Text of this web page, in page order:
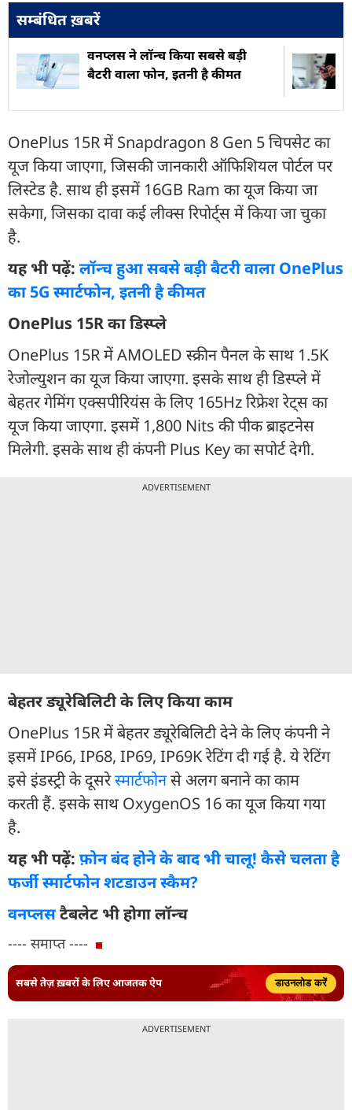
सम्बंधित ख़बरें
वनप्लस ने लॉन्च किया सबसे बड़ी
बैटरी वाला फोन, इतनी है कीमत
OnePlus 15R में Snapdragon 8 Gen 5 चिपसेट का
यूज किया जाएगा, जिसकी जानकारी ऑफिशियल पोर्टल पर
लिस्टेड है. साथ ही इसमें 16GB Ram का यूज किया जा
सकेगा, जिसका दावा कई लीक्स रिपोर्ट्स में किया जा चुका
है.
यह भी पढ़ें: लॉन्च हुआ सबसे बड़ी बैटरी वाला OnePlus
का 5G स्मार्टफोन, इतनी है कीमत
OnePlus 15R का डिस्प्ले
OnePlus 15R में AMOLED स्क्रीन पैनल के साथ 1.5K
रेजोल्युशन का यूज किया जाएगा. इसके साथ ही डिस्प्ले में
बेहतर गेमिंग एक्सपीरियंस के लिए 165Hz रिफ्रेश रेट्स का
यूज किया जाएगा. इसमें 1,800 Nits की पीक ब्राइटनेस
मिलेगी. इसके साथ ही कंपनी Plus Key का सपोर्ट देगी.
ADVERTISEMENT
बेहतर ड्यूरेबिलिटी के लिए किया काम
OnePlus 15R में बेहतर ड्यूरेबिलिटी देने के लिए कंपनी ने
इसमें IP66, IP68, IP69, IP69K रेटिंग दी गई है. ये रेटिंग
इसे इंडस्ट्री के दूसरेस्मार्टफोनसे अलग बनाने का काम
करती हैं. इसके साथ OxygenOS 16 का यूज किया गया
है.
यह भी पढ़ें: फ़ोन बंद होने के बाद भी चालू! कैसे चलता है
फर्जी स्मार्टफोन शटडाउन स्कैम?
वनप्लसटैबलेट भी होगा लॉन्च
---- समाप्त ----
सबसे तेज़ ख़बरों के लिए आजतक ऐप डाउनलोड करें
ADVERTISEMENT